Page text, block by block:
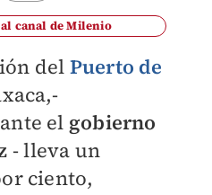
canal de Milenio
del Puerto de
el gobierno
- lleva un
ciento,